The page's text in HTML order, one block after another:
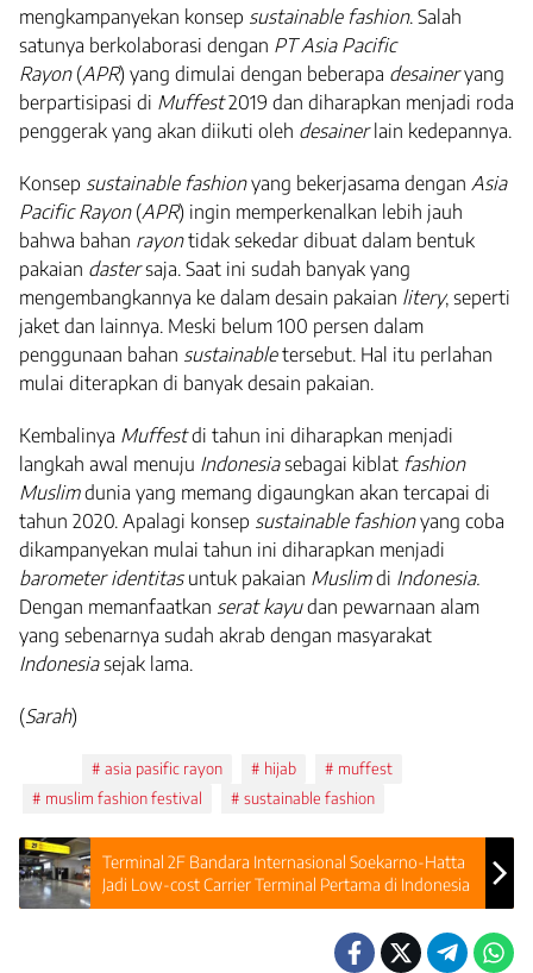
mengkampanyekan konsep sustainable fashion. Salah
satunya berkolaborasi dengan PTAsia Pacific
Rayon(APR) yang dimulai dengan beberapa desaineryang
berpartisipasi di Muffest2019 dan diharapkan menjadi roda
penggerak yang akan diikuti oleh desainerlain kedepannya.
Konsep sustainable fashionyang bekerjasama dengan Asia
Pacific Rayon(APR) ingin memperkenalkan lebih jauh
bahwa bahan rayontidak sekedar dibuat dalam bentuk
pakaian dastersaja. Saat ini sudah banyak yang
mengembangkannya ke dalam desain pakaian litery, seperti
jaket dan lainnya. Meski belum 100 persen dalam
penggunaan bahan sustainabletersebut. Hal itu perlahan
mulai diterapkan di banyak desain pakaian.
Kembalinya Muffestdi tahun ini diharapkan menjadi
langkah awal menuju Indonesiasebagai kiblat fashion
Muslimdunia yang memang digaungkan akan tercapai di
tahun 2020. Apalagi konsep sustainable fashionyang coba
dikampanyekan mulai tahun ini diharapkan menjadi
barometer identitasuntuk pakaian Muslimdi Indonesia.
Dengan memanfaatkan serat kayudan pewarnaan alam
yang sebenarnya sudah akrab dengan masyarakat
Indonesiasejak lama.
(Sarah)
asia pasific rayon hijab
muffest
muslim fashion festival
sustainable fashion
Terminal 2F Bandara Internasional Soekarno-Hatta
Jadi Low-cost Carrier Terminal Pertama di Indonesia